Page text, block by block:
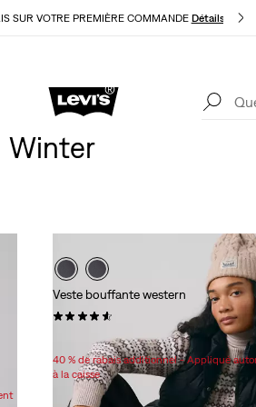
SUR VOTRE PREMIÈRE COMMANDE Détails
SUR LES SOLDES. Appliqué
à la caisse.
Détails
Winter
Veste bouffante western
Price
is
109,98 $
Original
Price
was
168,00 $
40 % de rabais additionnel - Appliqué
à la caisse